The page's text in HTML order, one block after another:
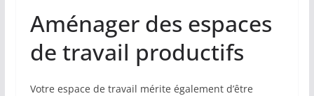
Aménager des espaces
de travail productifs
Votre espace de travail mérite également d’être